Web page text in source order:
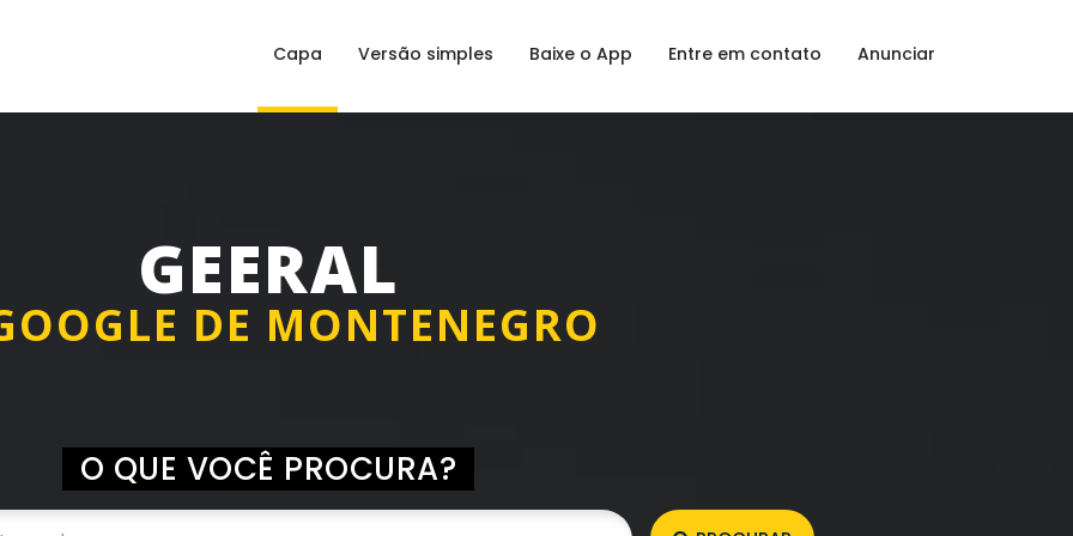
Capa Versão simples Baixe o App Entre em contato Anunciar
GEERAL
DE MONTENEGRO
O QUE VOCÊ PROCURA?